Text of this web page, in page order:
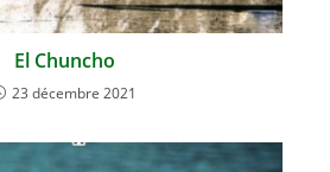
El Chuncho
23 décembre 2021